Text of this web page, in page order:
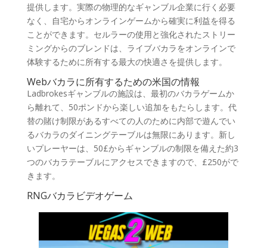
提供します。実際の物理的なギャンブル企業に行く必要
なく、自宅からオンラインゲームから確実に利益を得る
ことができます。セルラーの使用と強化されたストリー
ミングからのブレンドは、ライブバカラをオンラインで
体験するために所有する最大の快適さを提供します。
Webバカラに所有するための米国の情報
Ladbrokesギャンブルの施設は、最初のバカラゲームか
ら離れて、50ポンドから楽しい追加をもたらします。代
替の賭け制限があるすべての人のために内部で遊んでい
るバカラのダイニングテーブルは無限にあります。新し
いプレーヤーは、50£からギャンブルの制限を備えた約3
つのバカラテーブルにアクセスできますので、£250がで
きます。
RNGバカラビデオゲーム